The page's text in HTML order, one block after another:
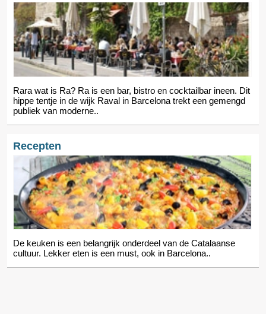
Rara wat is Ra? Ra is een bar, bistro en cocktailbar ineen. Dit
hippe tentje in de wijk Raval in Barcelona trekt een gemengd
publiek van moderne..
Recepten
De keuken is een belangrijk onderdeel van de Catalaanse
cultuur. Lekker eten is een must, ook in Barcelona..